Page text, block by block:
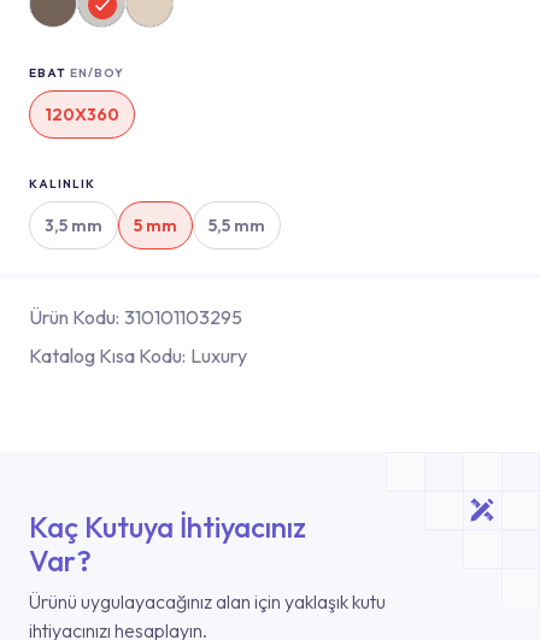
EBAT EN/BOY
120X360
KALINLIK
3,5 mm 5 mm 5,5 mm
Ürün Kodu: 310101103295
Katalog Kısa Kodu: Luxury
Kaç Kutuya İhtiyacınız
Var?
Ürünü uygulayacağınız alan için yaklaşık kutu
ihtiyacınızı hesaplayın.